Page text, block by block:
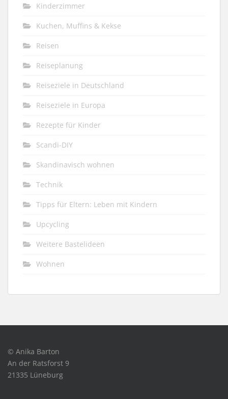
Kinderzimmer
Kuchen, Muffins & Kekse
Reisen
Reiseplanung
Reiseziele in Deutschland
Reiseziele in Europa
Rezepte für Kinder
Scandi-DIY
Skandinavisch wohnen
Technik
Tipps für Eltern: Leben mit Kindern
Upcycling
Weitere Bastelideen
Wohnen
© Anika Barton
An der Ratsforst 9
21335 Lüneburg